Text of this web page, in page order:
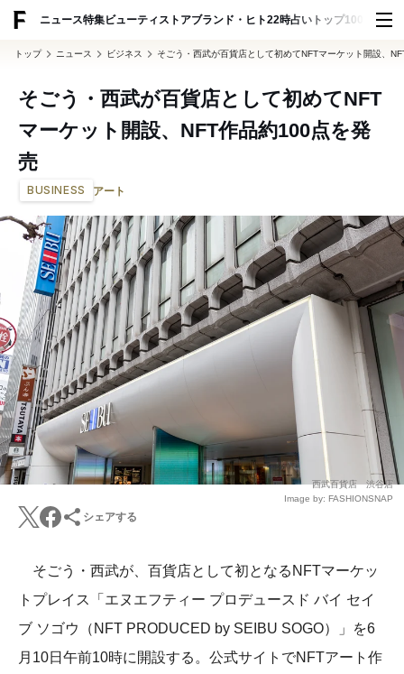
ニュース特集ビューティ ストアブランド・ヒト22時占い トップ100 スナッ
トップ ニュース ビジネス そごう・西武が百貨店として初めてNFTマーケット開設、
そごう・西武が百貨店として初めてNFT
マーケット開設、NFT作品約100点を発
売
BUSINESS アート
西武百貨店 渋谷店
Image by: FASHIONSNAP
シェアする
そごう・西武が、百貨店として初となるNFTマーケッ
トプレイス「エヌエフティー プロデュースド バイ セイ
ブ ソゴウ（NFT PRODUCED by SEIBU SOGO）」を6
月10日午前10時に開設する。公式サイトでNFTアート作